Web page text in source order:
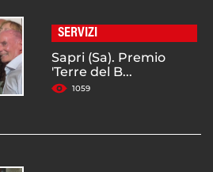
SERVIZI
Sapri (Sa). Premio
'Terre del B...
1059